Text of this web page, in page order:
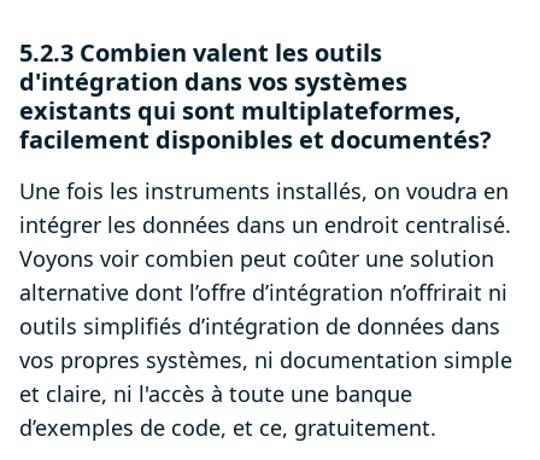
5.2.3 Combien valent les outils
d'intégration dans vos systèmes
existants qui sont multiplateformes,
facilement disponibles et documentés?
Une fois les instruments installés, on voudra en
intégrer les données dans un endroit centralisé.
Voyons voir combien peut coûter une solution
alternative dont l’offre d’intégration n’offrirait ni
outils simplifiés d’intégration de données dans
vos propres systèmes, ni documentation simple
et claire, ni l'accès à toute une banque
d’exemples de code, et ce, gratuitement.